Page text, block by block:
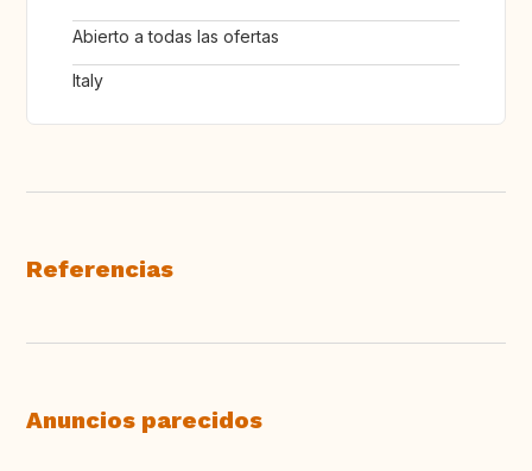
Abierto a todas las ofertas
Italy
Referencias
Anuncios parecidos